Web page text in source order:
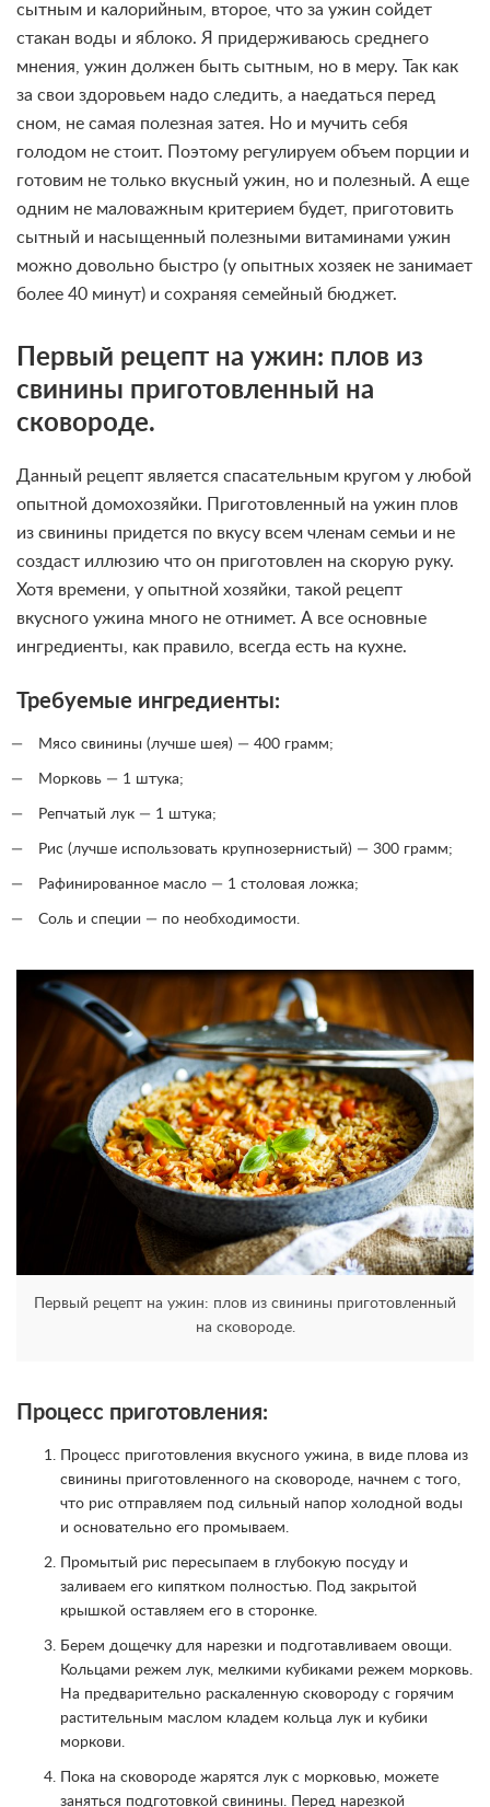
сытным и калорийным, второе, что за ужин сойдет
стакан воды и яблоко. Я придерживаюсь среднего
мнения, ужин должен быть сытным, но в меру. Так как
за свои здоровьем надо следить, а наедаться перед
сном, не самая полезная затея. Но и мучить себя
голодом не стоит. Поэтому регулируем объем порции и
готовим не только вкусный ужин, но и полезный. А еще
одним не маловажным критерием будет, приготовить
сытный и насыщенный полезными витаминами ужин
можно довольно быстро (у опытных хозяек не занимает
более 40 минут) и сохраняя семейный бюджет.
Первый рецепт на ужин: плов из
свинины приготовленный на
сковороде.
Данный рецепт является спасательным кругом у любой
опытной домохозяйки. Приготовленный на ужин плов
из свинины придется по вкусу всем членам семьи и не
создаст иллюзию что он приготовлен на скорую руку.
Хотя времени, у опытной хозяйки, такой рецепт
вкусного ужина много не отнимет. А все основные
ингредиенты, как правило, всегда есть на кухне.
Требуемые ингредиенты:
Мясо свинины (лучше шея) — 400 грамм;
Морковь — 1 штука;
Репчатый лук — 1 штука;
Рис (лучше использовать крупнозернистый) — 300 грамм;
Рафинированное масло — 1 столовая ложка;
Соль и специи — по необходимости.
Первый рецепт на ужин: плов из свинины приготовленный
на сковороде.
Процесс приготовления:
Процесс приготовления вкусного ужина, в виде плова из
свинины приготовленного на сковороде, начнем с того,
что рис отправляем под сильный напор холодной воды
и основательно его промываем.
Промытый рис пересыпаем в глубокую посуду и
заливаем его кипятком полностью. Под закрытой
крышкой оставляем его в сторонке.
Берем дощечку для нарезки и подготавливаем овощи.
Кольцами режем лук, мелкими кубиками режем морковь.
На предварительно раскаленную сковороду с горячим
растительным маслом кладем кольца лук и кубики
моркови.
Пока на сковороде жарятся лук с морковью, можете
заняться подготовкой свинины. Перед нарезкой